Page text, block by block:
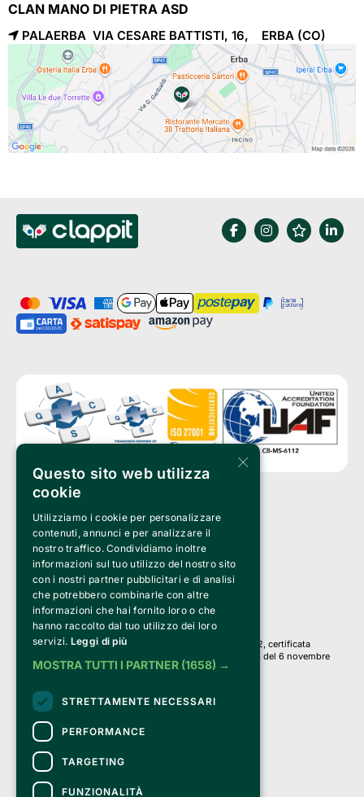
CLAN MANO DI PIETRA ASD
PALAERBA VIA CESARE BATTISTI, 16, ERBA (CO)
Clappit è un marchio di proprietà di:
Bemils Srl
a Socio Unico
Via Fosse Ardeatine, 4 -20092 Cinisello Balsamo (MI)
PI 05589050961
Iscr. C.C.I.A.A. Milano R.E.A. 1833471
© 2010-2025 Bemils Srl - Tutti i diritti riservati
Credits:
Clappit è basato sulla piattaforma di biglietteria Belive 6.2, certificata
dall’Agenzia delle Entrate con protocollo n. 2025/445474 del 6 novembre
2025.
sono sicuri e protetti da un certificato SSL
con crittografia a 128 bit.
×
Questo sito web utilizza
cookie
Utilizziamo i cookie per personalizzare
contenuti, annunci e per analizzare il
nostro traffico. Condividiamo inoltre
informazioni sul tuo utilizzo del nostro sito
con i nostri partner pubblicitari e di analisi
che potrebbero combinarle con altre
informazioni che hai fornito loro o che
hanno raccolto dal tuo utilizzo dei loro
servizi. Leggi di più
MOSTRA TUTTI I PARTNER (1658) →
STRETTAMENTE NECESSARI
PERFORMANCE
TARGETING
FUNZIONALITÀ